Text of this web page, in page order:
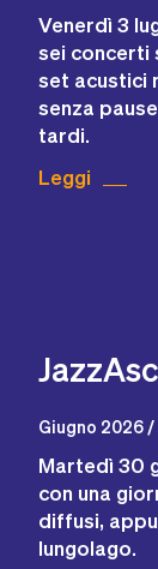
Venerdì 3
sei concerti
set acustici
senza
tardi.
Leggi
Giugno 2026 /
Martedì 30
con una
diffusi,
lungolago.